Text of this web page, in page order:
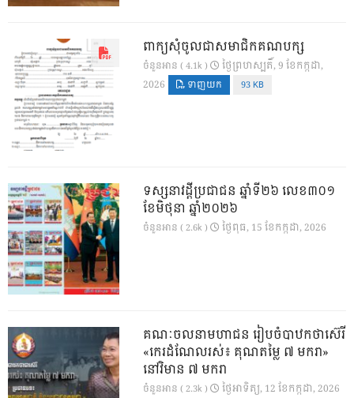
ពាក្យសុំចូលជាសមាជិកគណបក្ស
ចំនួនអាន ( 4.1k )
ថ្ងៃ​ព្រហស្បតិ៍, 9 ខែ​កក្កដា,
2026
ទាញយក 93 KB
ទស្សនាវដ្ដីប្រជាជន ឆ្នាំទី២៦ លេខ៣០១
ខែមិថុនា ឆ្នាំ២០២៦
ចំនួនអាន ( 2.6k ) ថ្ងៃ​ពុធ, 15 ខែ​កក្កដា, 2026
គណៈចលនាមហាជន រៀបចំបាឋកថាស៊េរី
«កេរដំណែលរស់៖ គុណតម្លៃ ៧ មករា»
នៅវិមាន ៧ មករា
ចំនួនអាន ( 2.3k ) ថ្ងៃ​អាទិត្យ, 12 ខែ​កក្កដា, 2026